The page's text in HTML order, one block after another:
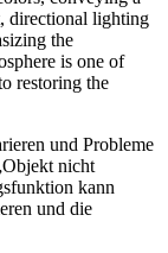
und Probleme
nicht
kann
und die